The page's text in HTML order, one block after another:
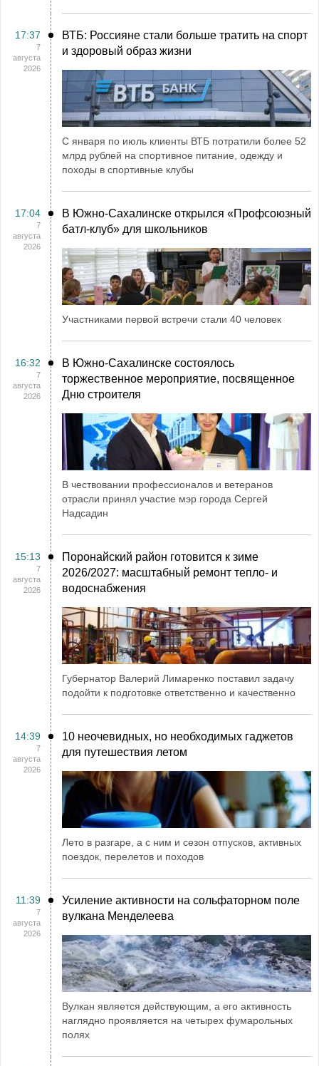
17:37
7
августа
2026
ВТБ: Россияне стали больше тратить на спорт
и здоровый образ жизни
С января по июль клиенты ВТБ потратили более 52
млрд рублей на спортивное питание, одежду и
походы в спортивные клубы
17:04
7
августа
2026
В Южно-Сахалинске открылся «Профсоюзный
батл-клуб» для школьников
Участниками первой встречи стали 40 человек
16:32
7
августа
2026
В Южно-Сахалинске состоялось
торжественное мероприятие, посвященное
Дню строителя
В чествовании профессионалов и ветеранов
отрасли принял участие мэр города Сергей
Надсадин
15:13
7
августа
2026
Поронайский район готовится к зиме
2026/2027: масштабный ремонт тепло- и
водоснабжения
Губернатор Валерий Лимаренко поставил задачу
подойти к подготовке ответственно и качественно
14:39
7
августа
2026
10 неочевидных, но необходимых гаджетов
для путешествия летом
Лето в разгаре, а с ним и сезон отпусков, активных
поездок, перелетов и походов
11:39
7
августа
2026
Усиление активности на сольфаторном поле
вулкана Менделеева
Вулкан является действующим, а его активность
наглядно проявляется на четырех фумарольных
полях